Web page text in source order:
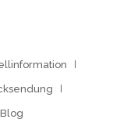
Blog